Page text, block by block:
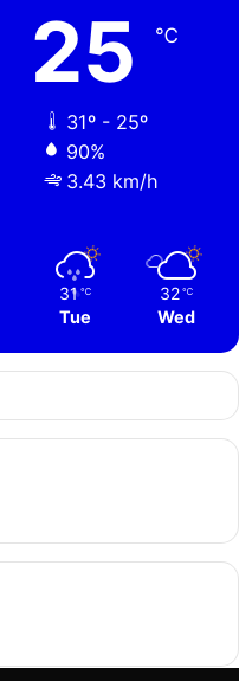
25 ℃
31º - 25º
90%
3.43 km/h
31 ℃
Tue
32 ℃
Wed